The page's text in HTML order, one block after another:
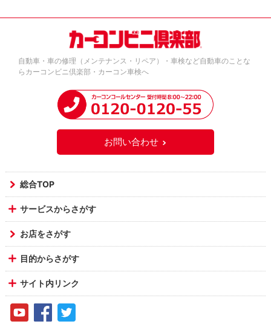
自動車・車の修理（メンテナンス・リペア）・車検など自動車のことな
らカーコンビニ倶楽部・カーコン車検へ
お問い合わせ
総合TOP
サービスからさがす
お店をさがす
目的からさがす
サイト内リンク